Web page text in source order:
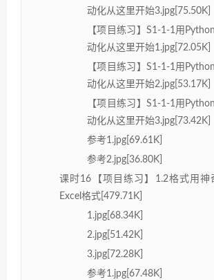
动化从这里开始3.jpg[75.50K]
【项目练习】S1-1-1用
动化从这里开始1.jpg[72.05K]
【项目练习】S1-1-1用
动化从这里开始2.jpg[53.17K]
【项目练习】S1-1-1用
动化从这里开始3.jpg[73.42K]
参考1.jpg[69.61K]
参考2.jpg[36.80K]
课时16【项目练习】1.2格式用神
Excel格式[479.71K]
1.jpg[68.34K]
2.jpg[51.42K]
3.jpg[72.28K]
参考1.jpg[67.48K]